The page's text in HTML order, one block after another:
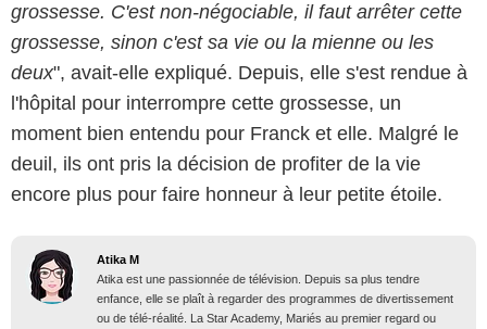
grossesse. C'est non-négociable, il faut arrêtercette
grossesse, sinon c'est sa vie ou la mienne ou les
deux", avait-elle expliqué. Depuis, elle s'est rendue à
l'hôpital pour interrompre cette grossesse, un
moment bien entendu pour Franck et elle. Malgré le
deuil, ils ont pris la décision de profiter de la vie
encore plus pour faire honneur à leur petite étoile.
Atika M
Atika est une passionnée de télévision. Depuis sa plus tendre
enfance, elle se plaît à regarder des programmes de divertissement
ou de télé-réalité. La Star Academy, Mariés au premier regard ou